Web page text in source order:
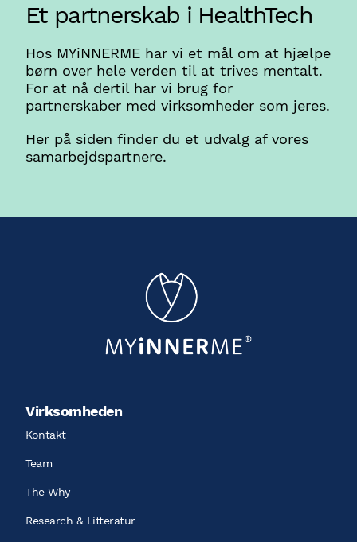
Et partnerskab i HealthTech
Hos MYiNNERME har vi et mål om at hjælpe
børn over hele verden til at trives mentalt.
For at nå dertil har vi brug for
partnerskaber med virksomheder som jeres.
Her på siden finder du et udvalg af vores
samarbejdspartnere.
Virksomheden
Kontakt
Team
The Why
Research & Litteratur